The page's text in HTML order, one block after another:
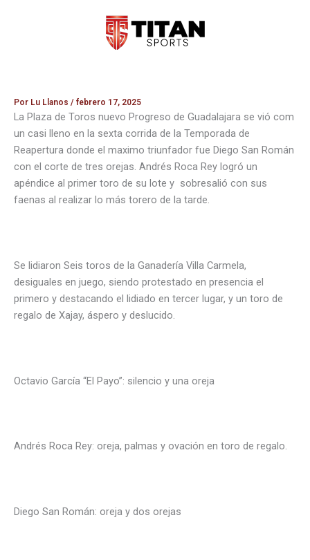
Por Lu Llanos / febrero 17, 2025
La Plaza de Toros nuevo Progreso de Guadalajara se vió com
un casi lleno en la sexta corrida de la Temporada de
Reapertura donde el maximo triunfador fue Diego San Román
con el corte de tres orejas. Andrés Roca Rey logró un
apéndice al primer toro de su lote y sobresalió con sus
faenas al realizar lo más torero de la tarde.
Se lidiaron Seis toros de la Ganadería Villa Carmela,
desiguales en juego, siendo protestado en presencia el
primero y destacando el lidiado en tercer lugar, y un toro de
regalo de Xajay, áspero y deslucido.
Octavio García “El Payo”: silencio y una oreja
Andrés Roca Rey: oreja, palmas y ovación en toro de regalo.
Diego San Román: oreja y dos orejas